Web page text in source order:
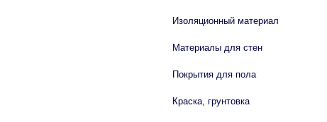
Изоляционный материал
Материалы для стен
Покрытия для пола
Краска, грунтовка